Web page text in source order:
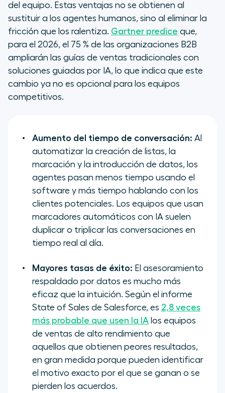
del equipo. Estas ventajas no se obtienen al
sustituir a los agentes humanos, sino al eliminar la
fricción que los ralentiza. Gartner predice que,
para el 2026, el 75 % de las organizaciones B2B
ampliarán las guías de ventas tradicionales con
soluciones guiadas por IA, lo que indica que este
cambio ya no es opcional para los equipos
competitivos.
Aumento del tiempo de conversación: Al
automatizar la creación de listas, la
marcación y la introducción de datos, los
agentes pasan menos tiempo usando el
software y más tiempo hablando con los
clientes potenciales. Los equipos que usan
marcadores automáticos con IA suelen
duplicar o triplicar las conversaciones en
tiempo real al día.
Mayores tasas de éxito: El asesoramiento
respaldado por datos es mucho más
eficaz que la intuición. Según el informe
State of Sales de Salesforce, es 2,8 veces
más probable que usen la IA los equipos
de ventas de alto rendimiento que
aquellos que obtienen peores resultados,
en gran medida porque pueden identificar
el motivo exacto por el que se ganan o se
pierden los acuerdos.